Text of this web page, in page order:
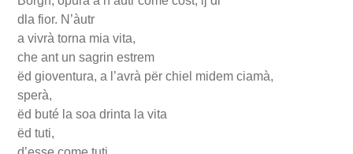
dla fior. N’àutr
a vivrà torna mia vita,
che ant un sagrin estrem
ëd gioventura, a l’avrà për chiel midem ciamà,
sperà,
ëd buté la soa drinta la vita
ëd tuti,